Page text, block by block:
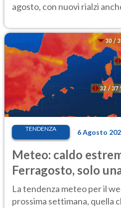
agosto, con nuovi rialzi
TENDENZA 6 Agosto
Meteo: caldo
Ferragosto, solo
Ecco dove
La tendenza meteo per il
prossima settimana, quella